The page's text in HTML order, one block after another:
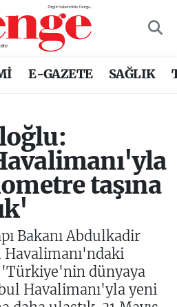
E-GAZETE SAĞLIK
taşına
Bakanı Abdulkadir
'Türkiye'nin dünyaya
Havalimanı'yla yeni
ve Fikstür